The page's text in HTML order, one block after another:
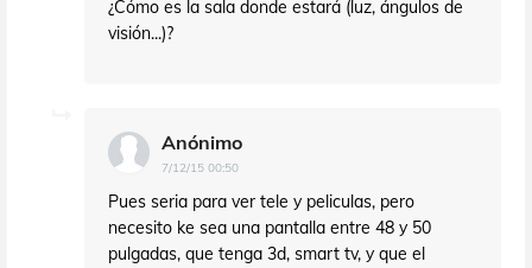
¿Cómo es la sala donde estará (luz, ángulos de
visión...)?
Anónimo
7/12/15 00:50
Pues seria para ver tele y peliculas, pero
necesito ke sea una pantalla entre 48 y 50
pulgadas, que tenga 3d, smart tv, y que el